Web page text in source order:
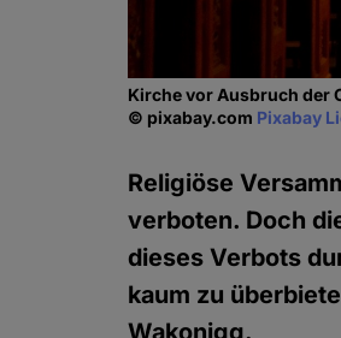
Kirche vor Ausbruch der
© pixabay.com Pixabay
Religiöse
verboten. Doch
dieses Verbots
kaum zu